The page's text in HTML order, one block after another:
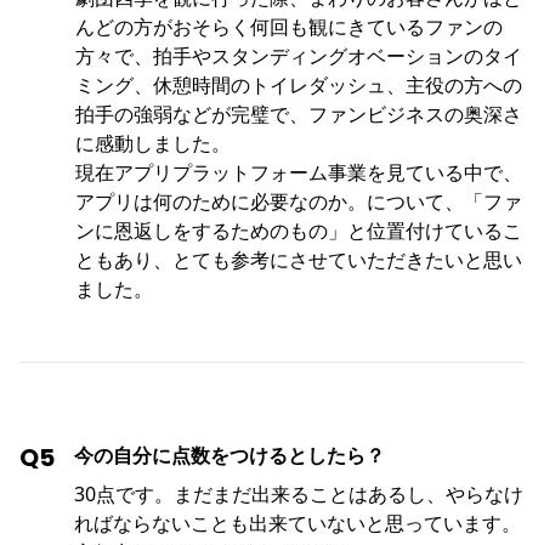
んどの方がおそらく何回も観にきているファンの
方々で、拍手やスタンディングオベーションのタイ
ミング、休憩時間のトイレダッシュ、主役の方への
拍手の強弱などが完璧で、ファンビジネスの奥深さ
に感動しました。
現在アプリプラットフォーム事業を見ている中で、
アプリは何のために必要なのか。について、「ファ
ンに恩返しをするためのもの」と位置付けているこ
ともあり、とても参考にさせていただきたいと思い
ました。
Q5
今の自分に点数をつけるとしたら？
30点です。まだまだ出来ることはあるし、やらなけ
ればならないことも出来ていないと思っています。